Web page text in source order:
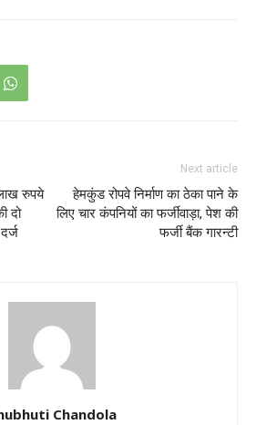
रुपये
दो
Next article
हेमकुंड रोपवे निर्माण का ठेका पाने के
लिए चार कंपनियों का फर्जीवाड़ा, पेश की
फर्जी बैंक गारन्टी
Chandola